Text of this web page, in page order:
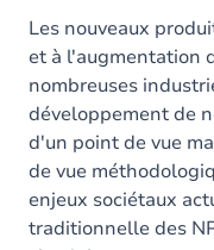
Les nouveaux
et à l'augmentation
nombreuses
développement de
d'un point de vue
de vue
enjeux sociétaux
traditionnelle des